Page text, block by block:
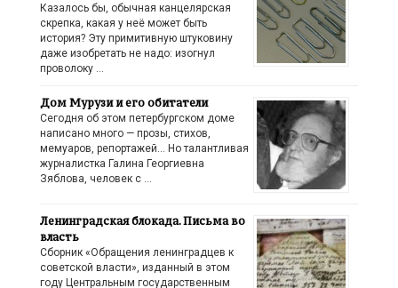
Казалось бы, обычная канцелярская
скрепка, какая у неё может быть
история? Эту примитивную штуковину
даже изобретать не надо: изогнул
проволоку …
Дом Мурузи и его обитатели
Сегодня об этом петербургском доме
написано много — прозы, стихов,
мемуаров, репортажей… Но талантливая
журналистка Галина Георгиевна
Зяблова, человек с …
Ленинградская блокада. Письма во
власть
Сборник «Обращения ленинградцев к
советской власти», изданный в этом
году Центральным государственным